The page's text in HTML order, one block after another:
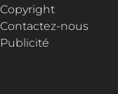
Copyright
Contactez-nous
Publicité